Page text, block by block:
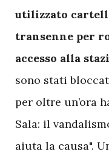
utilizzato
transenne per
accesso alla
sono stati
per oltre un’ora
Sala: il
aiuta la causa".